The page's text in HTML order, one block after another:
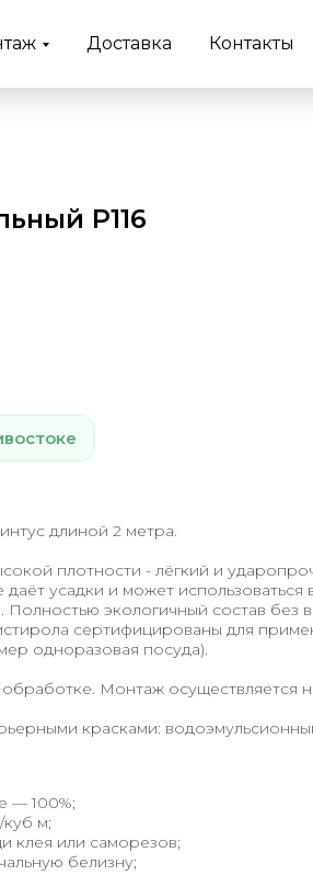
Доставка Контакты
P116
длиной 2 метра.
плотности - лёгкий и
даёт усадки и может
экологичный состав без
сертифицированы для
одноразовая посуда).
Монтаж осуществляется
красками:
— 100%;
м;
клея или саморезов;
белизну;